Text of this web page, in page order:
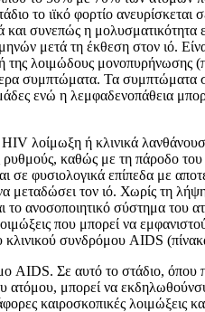
το ιϊκό φορτίο ανευρίσκεται
και συνεπώς η
μετά τη έκθεση στον ιό.
της λοιμώδους μονοπυρήνωσης
συμπτώματα. Τα συμπτώματα
ενώ η λεμφαδενοπάθεια
λοίμωξη ή κλινικά
ρυθμούς, καθώς με τη πάροδο
σε φυσιολογικά επίπεδα με
μεταδώσει τον ιό. Χωρίς τη
το ανοσοποιητικό σύστημα του
που μπορεί να
κλινικού συνδρόμου AIDS
AIDS. Σε αυτό το στάδιο, όπου
ατόμου, μπορεί να
καιροσκοπικές λοιμώξεις